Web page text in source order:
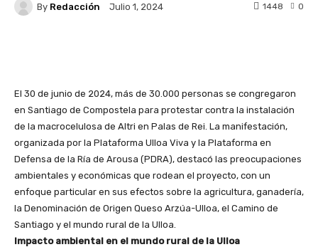
By Redacción Julio 1, 2024 0
1448
El 30 de junio de 2024, más de 30.000 personas se congregaron
en Santiago de Compostela para protestar contra la instalación
de la macrocelulosa de Altri en Palas de Rei. La manifestación,
organizada por la Plataforma Ulloa Viva y la Plataforma en
Defensa de la Ría de Arousa (PDRA), destacó las preocupaciones
ambientales y económicas que rodean el proyecto, con un
enfoque particular en sus efectos sobre la agricultura, ganadería,
la Denominación de Origen Queso Arzúa-Ulloa, el Camino de
Santiago y el mundo rural de la Ulloa.
Impacto ambiental en el mundo rural de la Ulloa